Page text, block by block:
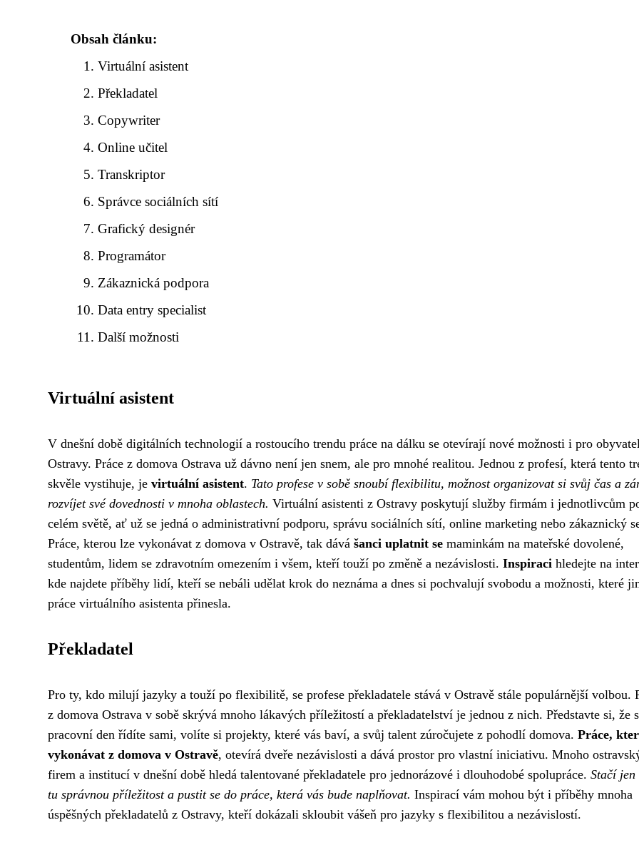
Obsah článku:
Virtuální asistent
Překladatel
Copywriter
Online učitel
Transkriptor
Správce sociálních sítí
Grafický designér
Programátor
Zákaznická podpora
Data entry specialist
Další možnosti
Virtuální asistent
V dnešní době digitálních technologií a rostoucího trendu práce na dálku se otevírají nové možnosti i pro
Ostravy. Práce z domova Ostrava už dávno není jen snem, ale pro mnohé realitou. Jednou z profesí, která tento
skvěle vystihuje, je virtuální asistent. Tato profese v sobě snoubí flexibilitu, možnost organizovat si svůj čas a
rozvíjet své dovednosti v mnoha oblastech. Virtuální asistenti z Ostravy poskytují služby firmám i jednotlivcům
celém světě, ať už se jedná o administrativní podporu, správu sociálních sítí, online marketing nebo zákaznický
Práce, kterou lze vykonávat z domova v Ostravě, tak dává šanci uplatnit se maminkám na mateřské dovolené,
studentům, lidem se zdravotním omezením i všem, kteří touží po změně a nezávislosti. Inspiraci hledejte na
kde najdete příběhy lidí, kteří se nebáli udělat krok do neznáma a dnes si pochvalují svobodu a možnosti, které
práce virtuálního asistenta přinesla.
Překladatel
Pro ty, kdo milují jazyky a touží po flexibilitě, se profese překladatele stává v Ostravě stále populárnější volbou.
z domova Ostrava v sobě skrývá mnoho lákavých příležitostí a překladatelství je jednou z nich. Představte si, že
pracovní den řídíte sami, volíte si projekty, které vás baví, a svůj talent zúročujete z pohodlí domova. Práce,
vykonávat z domova v Ostravě, otevírá dveře nezávislosti a dává prostor pro vlastní iniciativu. Mnoho
firem a institucí v dnešní době hledá talentované překladatele pro jednorázové i dlouhodobé spolupráce. Stačí
tu správnou příležitost a pustit se do práce, která vás bude naplňovat. Inspirací vám mohou být i příběhy mnoha
úspěšných překladatelů z Ostravy, kteří dokázali skloubit vášeň pro jazyky s flexibilitou a nezávislostí.